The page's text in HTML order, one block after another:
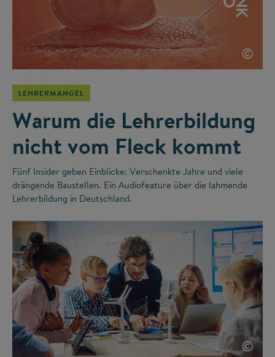
©
LEHRERMANGEL
Warum die Lehrerbildung
nicht vom Fleck kommt
Fünf Insider geben Einblicke: Verschenkte Jahre und viele
drängende Baustellen. Ein Audiofeature über die lahmende
Lehrerbildung in Deutschland.
©